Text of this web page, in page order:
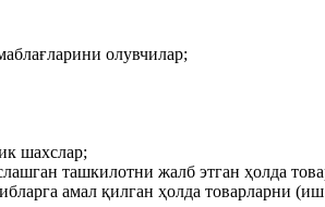
олувчилар;
шахслар;
ташкилотни жалб этган ҳолда
амал қилган ҳолда товарларни